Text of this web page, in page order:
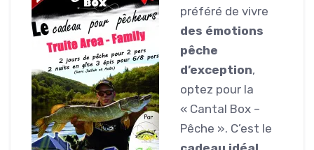
préféré de vivre
des émotions
pêche
d’exception,
optez pour la
« Cantal Box –
Pêche ». C’est le